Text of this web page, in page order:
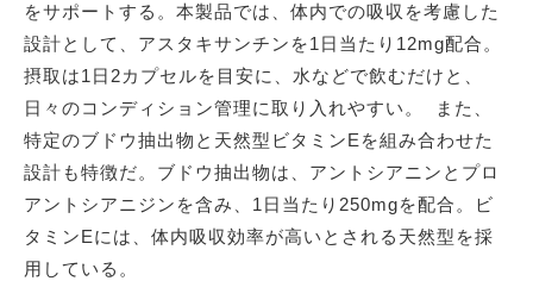
をサポートする。本製品では、体内での吸収を考慮した
設計として、アスタキサンチンを1日当たり12mg配合。
摂取は1日2カプセルを目安に、水などで飲むだけと、
日々のコンディション管理に取り入れやすい。 また、
特定のブドウ抽出物と天然型ビタミンEを組み合わせた
設計も特徴だ。ブドウ抽出物は、アントシアニンとプロ
アントシアニジンを含み、1日当たり250mgを配合。ビ
タミンEには、体内吸収効率が高いとされる天然型を採
用している。